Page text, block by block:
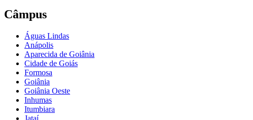
Câmpus
Águas Lindas
Anápolis
Aparecida de Goiânia
Cidade de Goiás
Formosa
Goiânia
Goiânia Oeste
Inhumas
Itumbiara